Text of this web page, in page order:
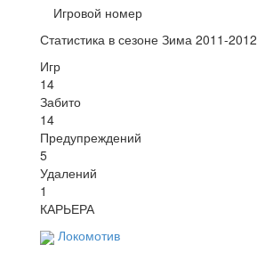
Игровой номер
Статистика в сезоне Зима 2011-2012
Игр
14
Забито
14
Предупреждений
5
Удалений
1
КАРЬЕРА
Локомотив